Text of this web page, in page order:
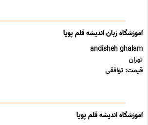
آموزشگاه زبان اندیشه قلم پویا
andisheh ghalam
تهران
قیمت: توافقی
آموزشگاه اندیشه قلم پویا